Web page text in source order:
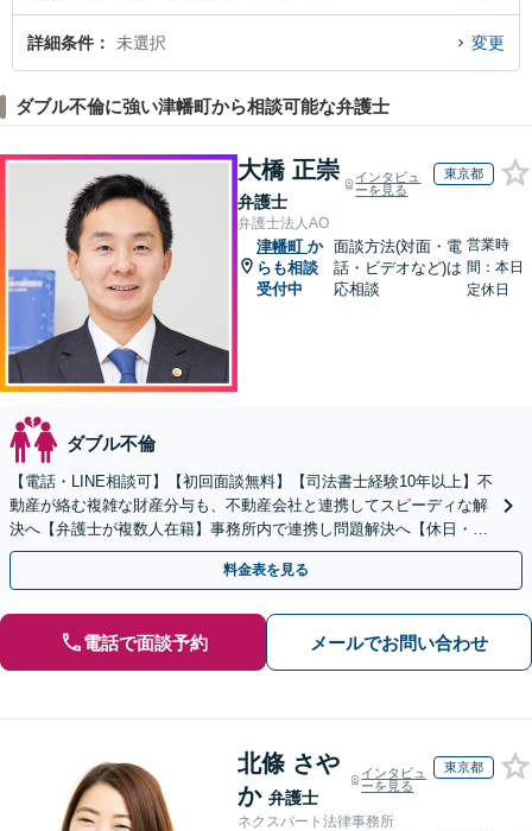
詳細条件 未選択 変更
ダブル不倫に強い津幡町から相談可能な弁護士
大橋 正崇
弁護士
インタビュ
ーを見る
東京都
弁護士法人AO
津幡町 か
らも相談
受付中
面談方法(対面・電
話・ビデオなど)は
応相談
営業時
間：本日
定休日
ダブル不倫
【電話・LINE相談可】【初回面談無料】【司法書士経験10年以上】不
動産が絡む複雑な財産分与も、不動産会社と連携してスピーディな解
決へ【弁護士が複数人在籍】事務所内で連携し問題解決へ【休日・夜
間面談可】【子連れ相談可】【虎ノ門駅1分】
料金表を見る
電話で面談予約 メールでお問い合わせ
北條 さや
か 弁護士
インタビュ
ーを見る
東京都
ネクスパート法律事務所